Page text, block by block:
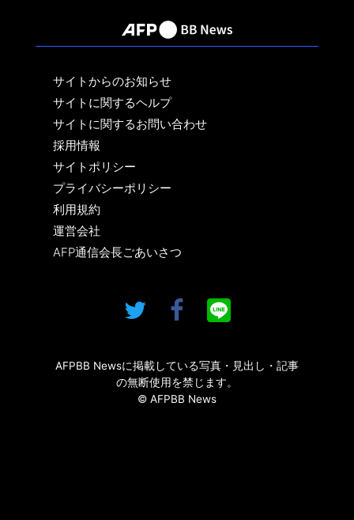
サイトからのお知らせ
サイトに関するヘルプ
サイトに関するお問い合わせ
採用情報
サイトポリシー
プライバシーポリシー
利用規約
運営会社
AFP通信会長ごあいさつ
AFPBB Newsに掲載している写真・見出し・記事
の無断使用を禁じます。
© AFPBB News